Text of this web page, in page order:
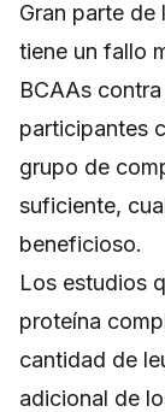
Gran parte
tiene un fallo
BCAAs
participantes
grupo de
suficiente,
beneficioso.
Los estudios
proteína
cantidad de
adicional de